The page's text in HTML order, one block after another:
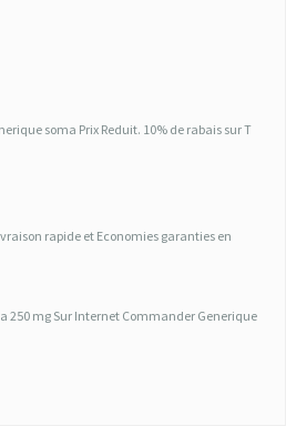
soma Prix Reduit. 10% de rabais sur T
rapide et Economies garanties en
250 mg Sur Internet Commander Generique